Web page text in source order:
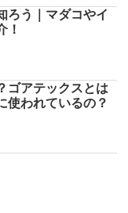
ろう｜マダコやイ
！
ゴアテックスとは
使われているの？